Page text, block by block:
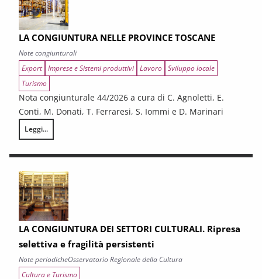
LA CONGIUNTURA NELLE PROVINCE TOSCANE
Note congiunturali
Export Imprese e Sistemi produttivi Lavoro Sviluppo locale
Turismo
Nota congiunturale 44/2026 a cura di C. Agnoletti, E.
Conti, M. Donati, T. Ferraresi, S. Iommi e D. Marinari
Leggi...
LA CONGIUNTURA NELLE PROVINCE TOSCANE
LA CONGIUNTURA DEI SETTORI CULTURALI. Ripresa
selettiva e fragilità persistenti
Note periodicheOsservatorio Regionale della Cultura
Cultura e Turismo